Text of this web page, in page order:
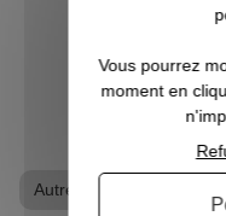
Autres Super-Héros
Vous pourrez
moment en